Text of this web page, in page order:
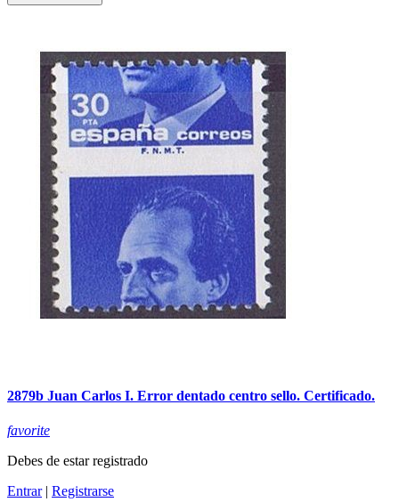
2879b Juan Carlos I. Error dentado centro sello. Certificado.
favorite
Debes de estar registrado
Entrar| Registrarse